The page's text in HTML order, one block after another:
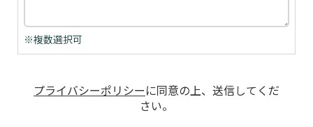
※複数選択可
プライバシーポリシーに同意の上、送信してくだ
さい。